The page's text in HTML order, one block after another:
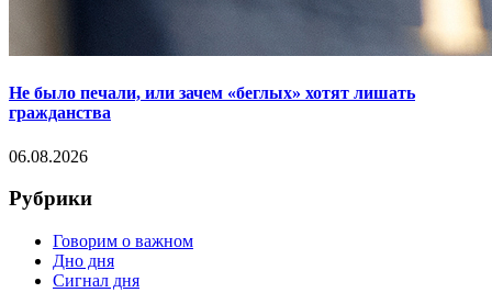
Не было печали, или зачем «беглых» хотят лишать
гражданства
06.08.2026
Рубрики
Говорим о важном
Дно дня
Сигнал дня